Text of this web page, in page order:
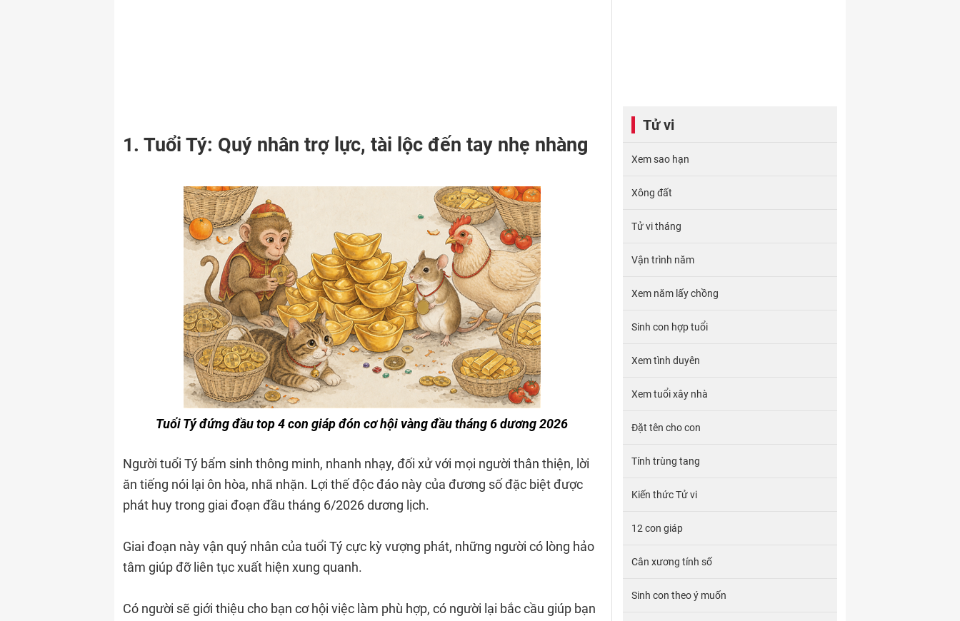
1. Tuổi Tý: Quý nhân trợ lực, tài lộc đến tay nhẹ nhàng
Tuổi Tý đứng đầu top 4 con giáp đón cơ hội vàng đầu tháng 6 dương 2026
Người tuổi Tý bẩm sinh thông minh, nhanh nhạy, đối xử với mọi người thân thiện, lời
ăn tiếng nói lại ôn hòa, nhã nhặn. Lợi thế độc đáo này của đương số đặc biệt được
phát huy trong giai đoạn đầu tháng 6/2026 dương lịch.
Giai đoạn này vận quý nhân của tuổi Tý cực kỳ vượng phát, những người có lòng hảo
tâm giúp đỡ liên tục xuất hiện xung quanh.
Có người sẽ giới thiệu cho bạn cơ hội việc làm phù hợp, có người lại bắc cầu giúp bạn
Tử vi
Xem sao hạn
Xông đất
Tử vi tháng
Vận trình năm
Xem năm lấy chồng
Sinh con hợp tuổi
Xem tình duyên
Xem tuổi xây nhà
Đặt tên cho con
Tính trùng tang
Kiến thức Tử vi
12 con giáp
Cân xương tính số
Sinh con theo ý muốn